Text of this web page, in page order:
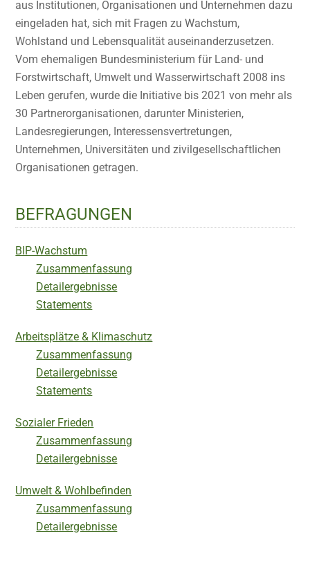
aus Institutionen, Organisationen und Unternehmen dazu
eingeladen hat, sich mit Fragen zu Wachstum,
Wohlstand und Lebensqualität auseinanderzusetzen.
Vom ehemaligen Bundesministerium für Land- und
Forstwirtschaft, Umwelt und Wasserwirtschaft 2008 ins
Leben gerufen, wurde die Initiative bis 2021 von mehr als
30 Partnerorganisationen, darunter Ministerien,
Landesregierungen, Interessensvertretungen,
Unternehmen, Universitäten und zivilgesellschaftlichen
Organisationen getragen.
BEFRAGUNGEN
BIP-Wachstum
Zusammenfassung
Detailergebnisse
Statements
Arbeitsplätze & Klimaschutz
Zusammenfassung
Detailergebnisse
Statements
Sozialer Frieden
Zusammenfassung
Detailergebnisse
Umwelt & Wohlbefinden
Zusammenfassung
Detailergebnisse